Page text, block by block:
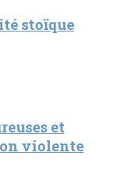
stoïque
et
violente